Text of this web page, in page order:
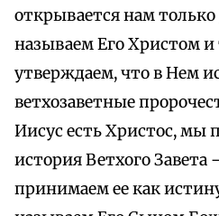
открывается нам
называем Его Христом
утверждаем, что в Нем
ветхозаветные
Иисус есть Христос, мы
история Ветхого
принимаем ее как